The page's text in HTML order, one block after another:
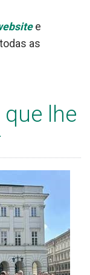
e
as
lhe